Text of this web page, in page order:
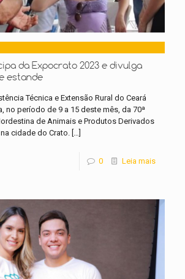
da Expocrato 2023 e divulga
estande
Técnica e Extensão Rural do Ceará
no período de 9 a 15 deste mês, da 70ª
de Animais e Produtos Derivados
cidade do Crato. […]
0 Leia mais